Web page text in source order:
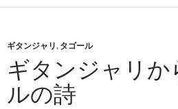
ギタンジャリ, タゴール
ギタンジャリ
ルの詩